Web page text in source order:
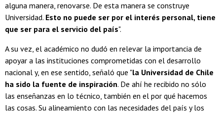
alguna manera, renovarse. De esta manera se construye
Universidad. Esto no puede ser por el interés personal, tiene
que ser para el servicio del país".
A su vez, el académico no dudó en relevar la importancia de
apoyar a las instituciones comprometidas con el desarrollo
nacional y, en ese sentido, señaló que "la Universidad de Chile
ha sido la fuente de inspiración. De ahí he recibido no sólo
las enseñanzas en lo técnico, también en el por qué hacemos
las cosas. Su alineamiento con las necesidades del país y los